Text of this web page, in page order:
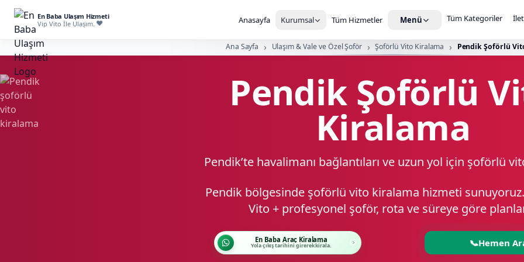
En Baba Ulaşım Hizmeti
Vip Vito İle Ulaşım.
Anasayfa Kurumsal Tüm Hizmetler Menü Tüm Kategoriler
Ana Sayfa Ulaşım & Vale ve Özel Şoför Şoförlü Vito Kiralama Pendik Şoförlü
Pendik Şoförlü
Kiralama
Pendik’te havalimanı bağlantıları ve uzun yol için şoförlü
Pendik bölgesinde şoförlü vito kiralama hizmeti
Vito + profesyonel şoför, rota ve süreye göre
En Baba Araç Kiralama
Yola çıkış tarihini girerek kirala. 📞Hemen